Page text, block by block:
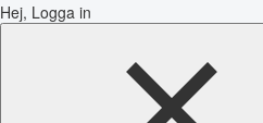
Hej, Logga in